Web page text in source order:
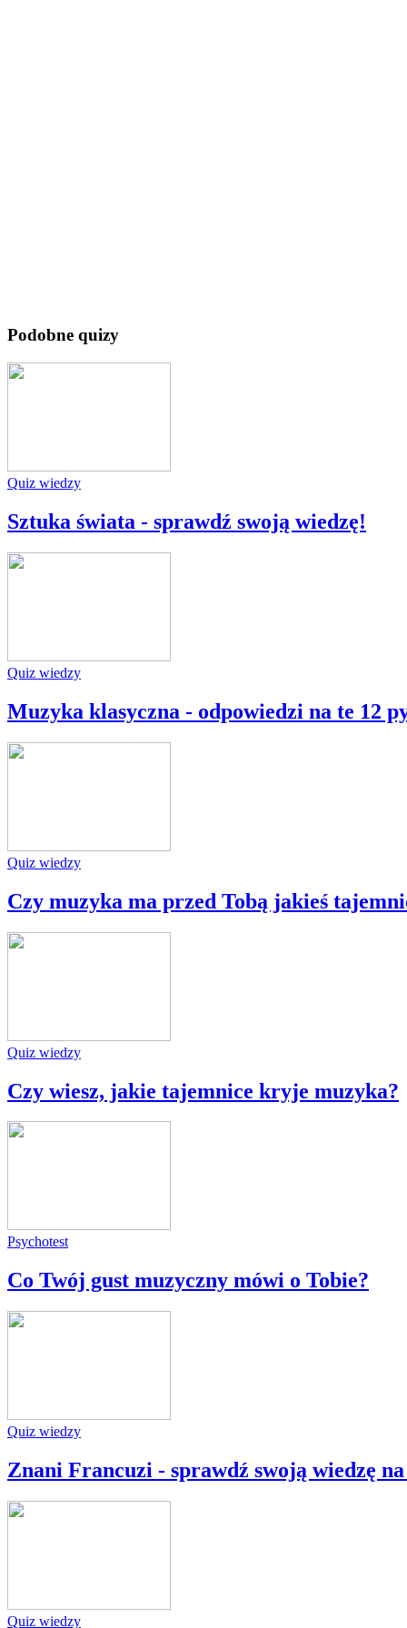
Podobne quizy
Quiz wiedzy
Sztuka świata - sprawdź swoją wiedzę!
Quiz wiedzy
Muzyka klasyczna - odpowiedzi na te 12
Quiz wiedzy
Czy muzyka ma przed Tobą jakieś
Quiz wiedzy
Czy wiesz, jakie tajemnice kryje muzyka?
Psychotest
Co Twój gust muzyczny mówi o Tobie?
Quiz wiedzy
Znani Francuzi - sprawdź swoją wiedzę
Quiz wiedzy